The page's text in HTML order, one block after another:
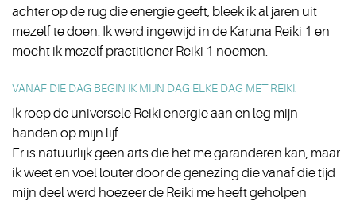
achter op de rug die energie geeft, bleek ik al jaren uit
mezelf te doen. Ik werd ingewijd in de Karuna Reiki 1 en
mocht ik mezelf practitioner Reiki 1 noemen.
VANAF DIE DAG BEGIN IK MIJN DAG ELKE DAG MET REIKI.
Ik roep de universele Reiki energie aan en leg mijn
handen op mijn lijf.
Er is natuurlijk geen arts die het me garanderen kan, maar
ik weet en voel louter door de genezing die vanaf die tijd
mijn deel werd hoezeer de Reiki me heeft geholpen